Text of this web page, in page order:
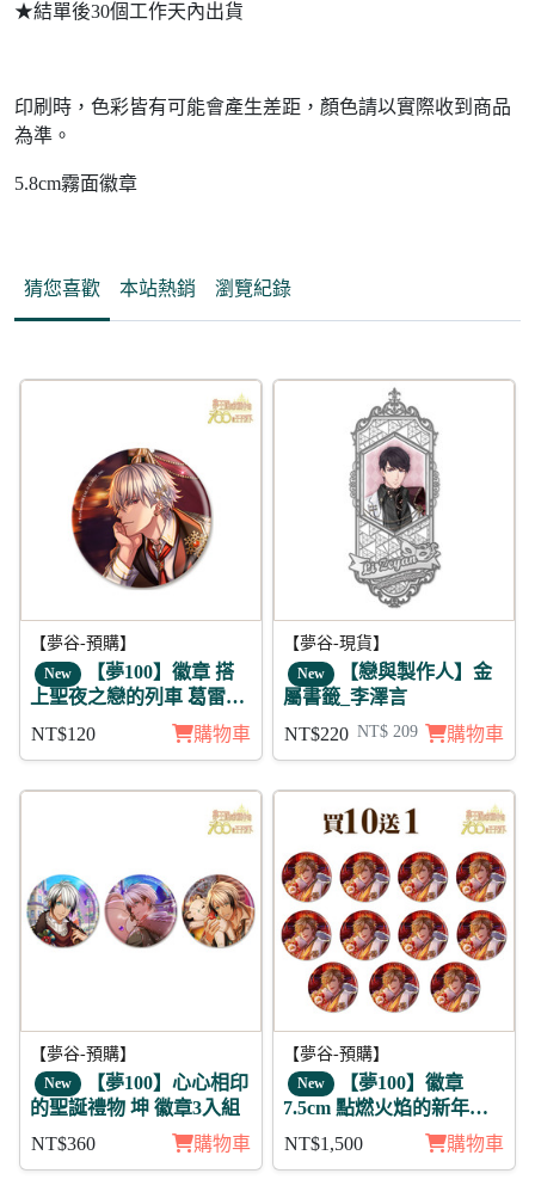
★結單後30個工作天內出貨
印刷時，色彩皆有可能會產生差距，顏色請以實際收到商品
為準。
5.8cm霧面徽章
猜您喜歡 本站熱銷 瀏覽紀錄
【夢谷-預購】
New 【夢100】徽章 搭
上聖夜之戀的列車 葛雷希
NT$120 購物車
【夢谷-現貨】
New 【戀與製作人】金
屬書籤_李澤言
NT$220 NT$ 209 購物車
【夢谷-預購】
New 【夢100】心心相印
的聖誕禮物 坤 徽章3入組
NT$360
購物車
【夢谷-預購】
New 【夢100】徽章
7.5cm 點燃火焰的新年參
NT$1,500 購物車